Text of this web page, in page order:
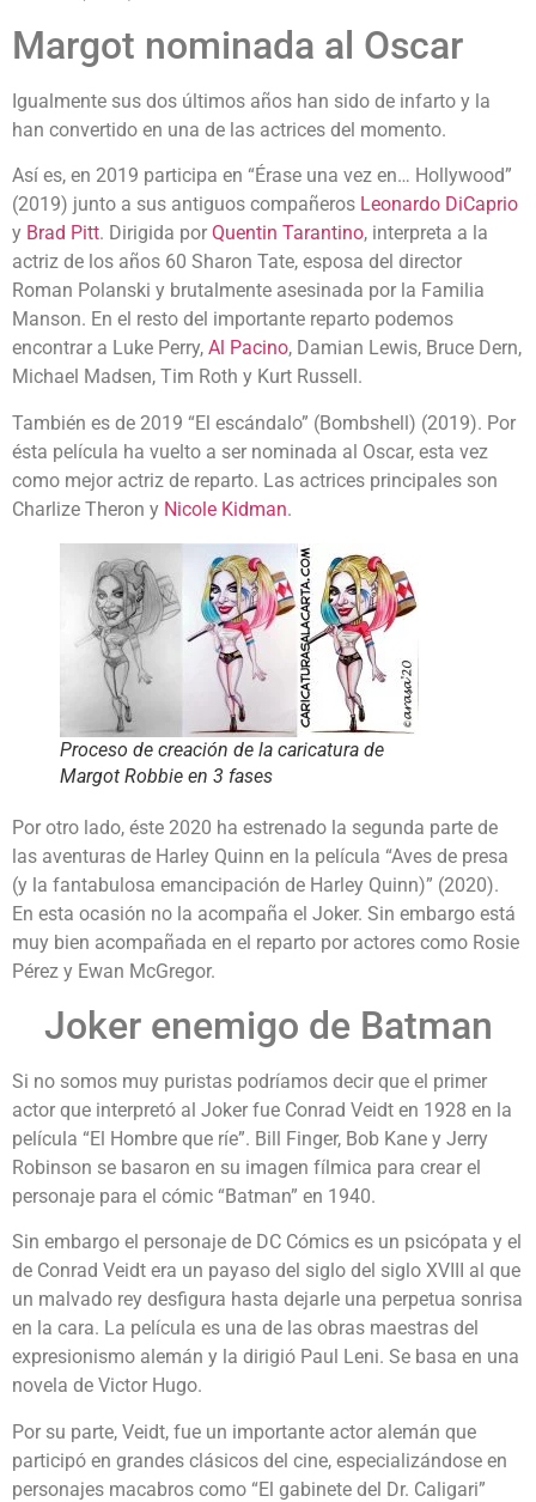
Margot nominada al Oscar
Igualmente sus dos últimos años han sido de infarto y la
han convertido en una de las actrices del momento.
Así es, en 2019 participa en “Érase una vez en… Hollywood”
(2019) junto a sus antiguos compañeros Leonardo DiCaprio
y Brad Pitt. Dirigida por Quentin Tarantino, interpreta a la
actriz de los años 60 Sharon Tate, esposa del director
Roman Polanski y brutalmente asesinada por la Familia
Manson. En el resto del importante reparto podemos
encontrar a Luke Perry, Al Pacino, Damian Lewis, Bruce Dern,
Michael Madsen, Tim Roth y Kurt Russell.
También es de 2019 “El escándalo” (Bombshell) (2019). Por
ésta película ha vuelto a ser nominada al Oscar, esta vez
como mejor actriz de reparto. Las actrices principales son
Charlize Theron y Nicole Kidman.
Proceso de creación de la caricatura de
Margot Robbie en 3 fases
Por otro lado, éste 2020 ha estrenado la segunda parte de
las aventuras de Harley Quinn en la película “Aves de presa
(y la fantabulosa emancipación de Harley Quinn)” (2020).
En esta ocasión no la acompaña el Joker. Sin embargo está
muy bien acompañada en el reparto por actores como Rosie
Pérez y Ewan McGregor.
Joker enemigo de Batman
Si no somos muy puristas podríamos decir que el primer
actor que interpretó al Joker fue Conrad Veidt en 1928 en la
película “El Hombre que ríe”. Bill Finger, Bob Kane y Jerry
Robinson se basaron en su imagen fílmica para crear el
personaje para el cómic “Batman” en 1940.
Sin embargo el personaje de DC Cómics es un psicópata y el
de Conrad Veidt era un payaso del siglo del siglo XVIII al que
un malvado rey desfigura hasta dejarle una perpetua sonrisa
en la cara. La película es una de las obras maestras del
expresionismo alemán y la dirigió Paul Leni. Se basa en una
novela de Victor Hugo.
Por su parte, Veidt, fue un importante actor alemán que
participó en grandes clásicos del cine, especializándose en
personajes macabros como “El gabinete del Dr. Caligari”